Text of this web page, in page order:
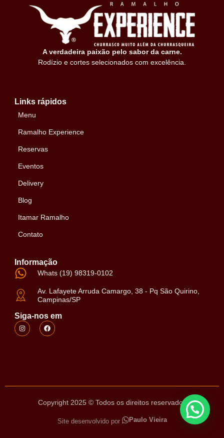
A verdadeira paixão pelo sabor da carne.
Rodízio e cortes selecionados com excelência.
Links rápidos
Menu
Ramalho Experience
Reservas
Eventos
Delivery
Blog
Itamar Ramalho
Contato
Informação
Whats (19) 98319-0102
Av. Lafayete Arruda Camargo, 38 - Pq São Quirino,
Campinas/SP
Siga-nos em
Copyright 2025 © Todos os direitos reservados
Site desenvolvido por Paulo Vieira